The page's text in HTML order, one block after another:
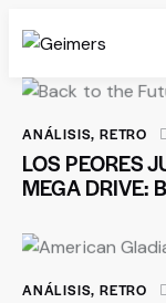
ANÁLISIS,RETRO
LOS PEORES
MEGA DRIVE:
ANÁLISIS,RETRO